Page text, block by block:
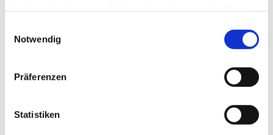
Notwendig
Präferenzen
Statistiken
Tankstelle des Jahres 2025 – Kategorie Bistro: Roth Station Lich